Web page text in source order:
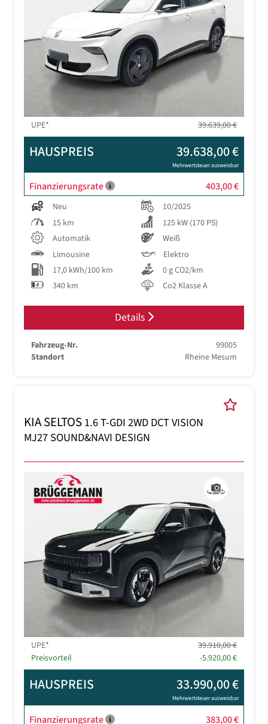
Previous Next
UPE* 39.639,00 €
HAUSPREIS 39.638,00 €
Mehrwertsteuer ausweisbar
Finanzierungsrate 403,00 €
Neu
10/2025
15 km
125 kW (170 PS)
Automatik
Weiß
Limousine
Elektro
17,0 kWh/100 km
0 g CO2/km
340 km
Co2 Klasse A
Details
Fahrzeug-Nr.
99005
Standort
Rheine Mesum
KIA SELTOS1.6 T-GDI 2WD DCT VISION
MJ27 SOUND&NAVI DESIGN
Previous Next
UPE*
39.910,00 €
Preisvorteil
-5.920,00 €
HAUSPREIS 33.990,00 €
Mehrwertsteuer ausweisbar
Finanzierungsrate 383,00 €